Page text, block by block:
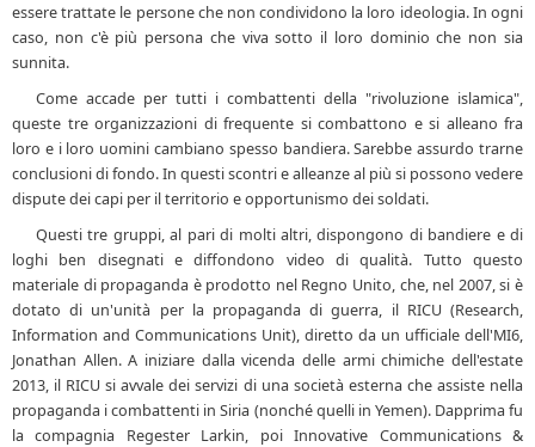
essere trattate le persone che non condividono la loro ideologia. In ogni
caso, non c'è più persona che viva sotto il loro dominio che non sia
sunnita.
Come accade per tutti i combattenti della "rivoluzione islamica",
queste tre organizzazioni di frequente si combattono e si alleano fra
loro e i loro uomini cambiano spesso bandiera. Sarebbe assurdo trarne
conclusioni di fondo. In questi scontri e alleanze al più si possono vedere
dispute dei capi per il territorio e opportunismo dei soldati.
Questi tre gruppi, al pari di molti altri, dispongono di bandiere e di
loghi ben disegnati e diffondono video di qualità. Tutto questo
materiale di propaganda è prodotto nel Regno Unito, che, nel 2007, si è
dotato di un'unità per la propaganda di guerra, il RICU (Research,
Information and Communications Unit), diretto da un ufficiale dell'MI6,
Jonathan Allen. A iniziare dalla vicenda delle armi chimiche dell'estate
2013, il RICU si avvale dei servizi di una società esterna che assiste nella
propaganda i combattenti in Siria (nonché quelli in Yemen). Dapprima fu
la compagnia Regester Larkin, poi Innovative Communications &